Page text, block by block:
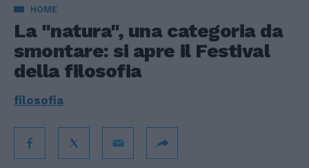
HOME
La "natura", una categoria da
smontare: si apre il Festival
della filosofia
filosofia